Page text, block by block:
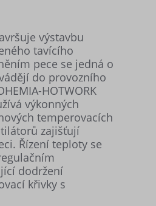
výstavbu
tavícího
pece se jedná o
do provozního
HOTWORK
výkonných
temperovacích
zajišťují
Řízení teploty se
dodržení
křivky s